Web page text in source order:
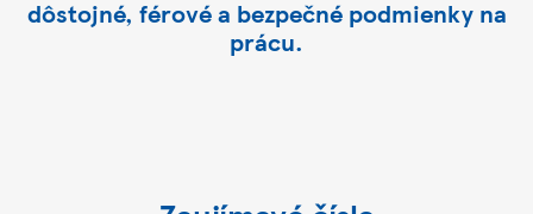
dôstojné, férové a bezpečné podmienky na
prácu.